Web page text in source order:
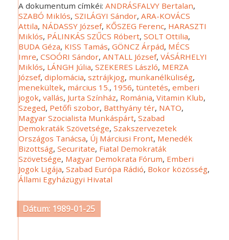
A dokumentum címkéi:ANDRÁSFALVY Bertalan,
SZABÓ Miklós,SZILÁGYI Sándor,ARA-KOVÁCS
Attila, NÁDASSY József, KŐSZEG Ferenc, HARASZTI
Miklós, PÁLINKÁS SZŰCS Róbert,SOLT Ottilia,
BUDA Géza, KISS Tamás,GÖNCZ Árpád, MÉCS
Imre,CSOÓRI Sándor,ANTALL József,VÁSÁRHELYI
Miklós, LÁNGH Júlia,SZEKERES László, MERZA
József,diplomácia,sztrájkjog, munkanélküliség,
menekültek, március 15., 1956,tüntetés,emberi
jogok,vallás, Jurta Színház, Románia,Vitamin Klub,
Szeged, Petőfi szobor, Batthyány tér, NATO,
Magyar Szocialista Munkáspárt,Szabad
Demokraták Szövetsége,Szakszervezetek
Országos Tanácsa, Új Márciusi Front, Menedék
Bizottság,Securitate, Fiatal Demokraták
Szövetsége, Magyar Demokrata Fórum, Emberi
Jogok Ligája,Szabad Európa Rádió, Bokor közösség,
Állami Egyházügyi Hivatal
Dátum: 1989-01-25